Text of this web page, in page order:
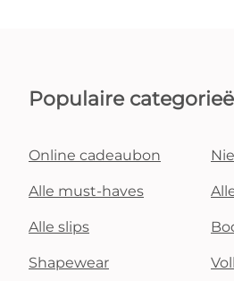
Populaire
Online cadeaubon
Alle must-haves
Alle slips
Shapewear